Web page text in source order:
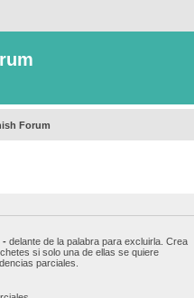
Forum
- delante de la palabra para excluirla. Crea
si solo una de ellas se quiere
parciales.